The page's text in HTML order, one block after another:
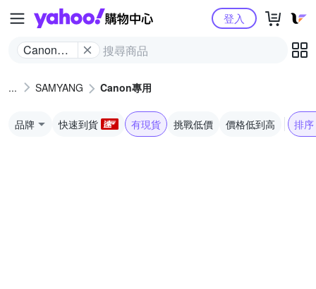
Yahoo購物中心
Canon專
登入
SAMYANG Canon專用
品牌 快速到貨 有現貨 挑戰低價 價格低到高 排序